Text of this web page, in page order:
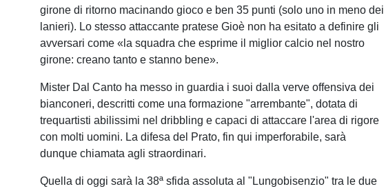
girone di ritorno macinando gioco e ben 35 punti (solo uno in meno dei
lanieri). Lo stesso attaccante pratese Gioè non ha esitato a definire gli
avversari come «la squadra che esprime il miglior calcio nel nostro
girone: creano tanto e stanno bene».
Mister Dal Canto ha messo in guardia i suoi dalla verve offensiva dei
bianconeri, descritti come una formazione "arrembante", dotata di
trequartisti abilissimi nel dribbling e capaci di attaccare l'area di rigore
con molti uomini. La difesa del Prato, fin qui imperforabile, sarà
dunque chiamata agli straordinari.
Quella di oggi sarà la 38ª sfida assoluta al "Lungobisenzio" tra le due